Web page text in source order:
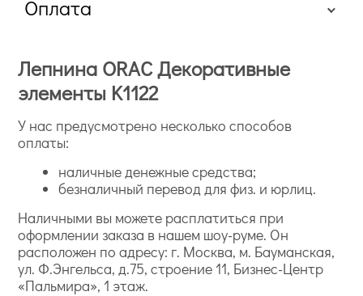
Оплата
Лепнина ORAC Декоративные
элементы K1122
У нас предусмотрено несколько способов
оплаты:
наличные денежные средства;
безналичный перевод для физ. и юрлиц.
Наличными вы можете расплатиться при
оформлении заказа в нашем шоу-руме. Он
расположен по адресу: г. Москва, м. Бауманская,
ул. Ф.Энгельса, д.75, строение 11, Бизнес-Центр
«Пальмира», 1 этаж.